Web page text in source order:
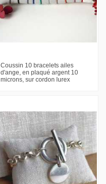
Coussin 10 bracelets ailes
d'ange, en plaqué argent 10
microns, sur cordon lurex